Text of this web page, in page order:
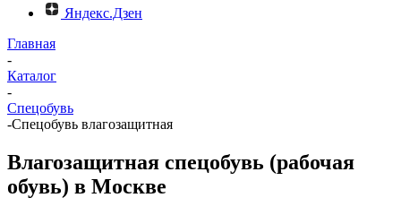
Яндекс.Дзен
Главная
-
Каталог
-
Спецобувь
-Спецобувь влагозащитная
Влагозащитная спецобувь (рабочая
обувь) в Москве